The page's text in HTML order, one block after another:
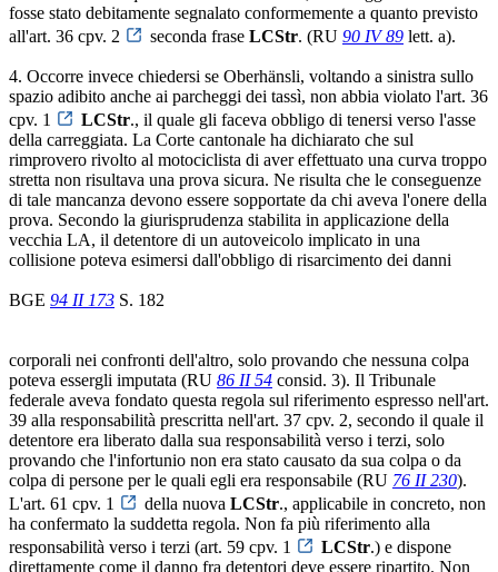
fosse stato debitamente segnalato conformemente a quanto previsto
all'art. 36 cpv. 2
seconda frase LCStr. (RU 90 IV 89 lett. a).
4. Occorre invece chiedersi se Oberhänsli, voltando a sinistra sullo
spazio adibito anche ai parcheggi dei tassì, non abbia violato l'art. 36
cpv. 1
LCStr., il quale gli faceva obbligo di tenersi verso l'asse
della carreggiata. La Corte cantonale ha dichiarato che sul
rimprovero rivolto al motociclista di aver effettuato una curva troppo
stretta non risultava una prova sicura. Ne risulta che le conseguenze
di tale mancanza devono essere sopportate da chi aveva l'onere della
prova. Secondo la giurisprudenza stabilita in applicazione della
vecchia LA, il detentore di un autoveicolo implicato in una
collisione poteva esimersi dall'obbligo di risarcimento dei danni
BGE 94 II 173 S. 182
corporali nei confronti dell'altro, solo provando che nessuna colpa
poteva essergli imputata (RU 86 II 54 consid. 3). Il Tribunale
federale aveva fondato questa regola sul riferimento espresso nell'art.
39 alla responsabilità prescritta nell'art. 37 cpv. 2, secondo il quale il
detentore era liberato dalla sua responsabilità verso i terzi, solo
provando che l'infortunio non era stato causato da sua colpa o da
colpa di persone per le quali egli era responsabile (RU 76 II 230).
L'art. 61 cpv. 1
della nuova LCStr., applicabile in concreto, non
ha confermato la suddetta regola. Non fa più riferimento alla
responsabilità verso i terzi (art. 59 cpv. 1
LCStr.) e dispone
direttamente come il danno fra detentori deve essere ripartito. Non